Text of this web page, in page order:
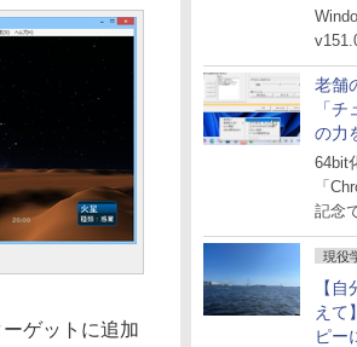
対処
老舗
「
の力
64bit
「
記念
現役
【
えて
ピー
ゲットに追加